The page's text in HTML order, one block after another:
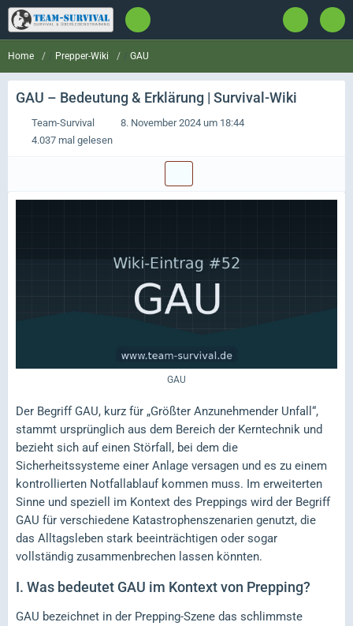
Home Prepper-Wiki GAU
GAU – Bedeutung & Erklärung | Survival-Wiki
Team-Survival
8. November 2024 um 18:44
4.037 mal gelesen
GAU
Der Begriff GAU, kurz für „Größter Anzunehmender Unfall“,
stammt ursprünglich aus dem Bereich der Kerntechnik und
bezieht sich auf einen Störfall, bei dem die
Sicherheitssysteme einer Anlage versagen und es zu einem
kontrollierten Notfallablauf kommen muss. Im erweiterten
Sinne und speziell im Kontext des Preppings wird der Begriff
GAU für verschiedene Katastrophenszenarien genutzt, die
das Alltagsleben stark beeinträchtigen oder sogar
vollständig zusammenbrechen lassen könnten.
I. Was bedeutet GAU im Kontext von Prepping?
GAU bezeichnet in der Prepping-Szene das schlimmste